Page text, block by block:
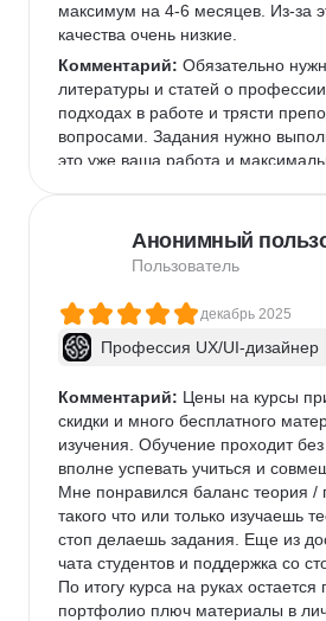
максимум на 4-6 месяцев. Из-за
качества очень низкие.
Комментарий: Обязательно
литературы и статей о
подходах в работе и трясти
вопросами. Задания нужно
это уже ваша работа и
Анонимный
Пользователь
декабрь 2025
Профессия UX/UI-дизайнер
Комментарий: Цены на курсы
скидки и много бесплатного
изучения. Обучение проходит
вполне успевать учиться и
Мне понравился баланс теория /
такого что или только изучаешь
стоп делаешь задания. Еще из
чата студентов и поддержка со
По итогу курса на руках остается
портфолио плюч материалы в